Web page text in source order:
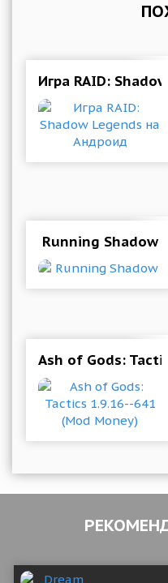
Игра RAID:
Running Shadow
Ash of Gods: